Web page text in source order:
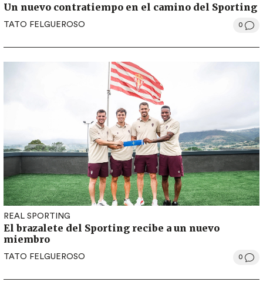
Un nuevo contratiempo en el camino del Sporting
TATO FELGUEROSO 0
REAL SPORTING
El brazalete del Sporting recibe a un nuevo
miembro
TATO FELGUEROSO 0